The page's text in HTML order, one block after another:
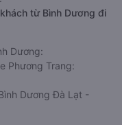
từ Bình Dương đi
Dương:
Phương Trang:
Dương Đà Lạt -